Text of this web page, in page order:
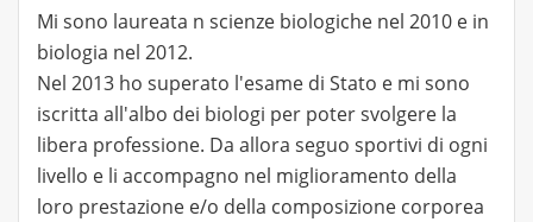
Mi sono laureata n scienze biologiche nel 2010 e in
biologia nel 2012.
Nel 2013 ho superato l'esame di Stato e mi sono
iscritta all'albo dei biologi per poter svolgere la
libera professione. Da allora seguo sportivi di ogni
livello e li accompagno nel miglioramento della
loro prestazione e/o della composizione corporea